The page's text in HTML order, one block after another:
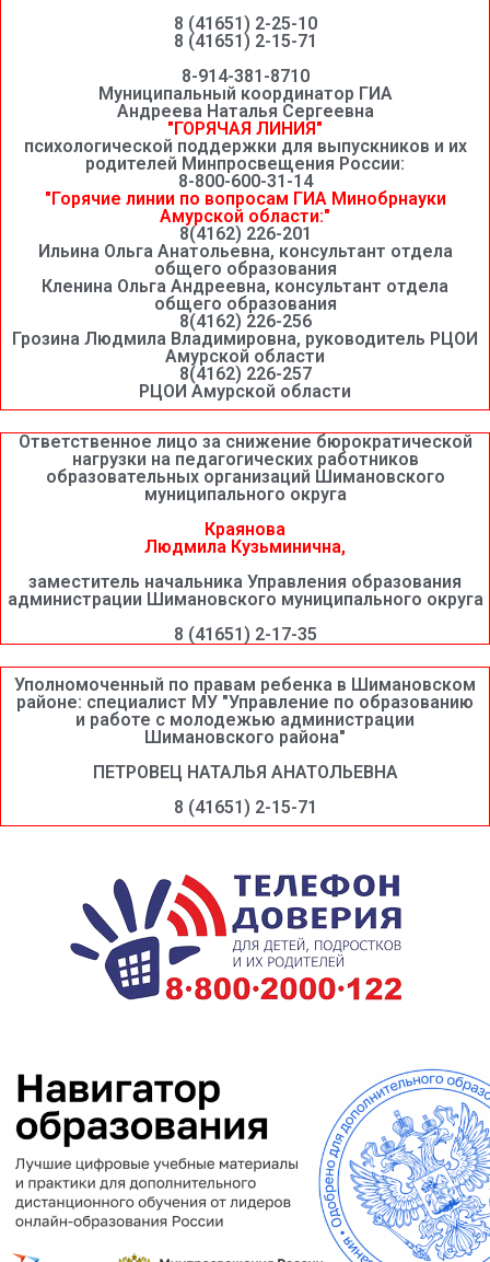
8 (41651) 2-25-10
8 (41651) 2-15-71
8-914-381-8710
Муниципальный координатор ГИА
Андреева Наталья Сергеевна
"ГОРЯЧАЯ ЛИНИЯ"
психологической поддержки для выпускников и их
родителей Минпросвещения России:
8-800-600-31-14
"Горячие линии по вопросам ГИА Минобрнауки
Амурской области:"
8(4162) 226-201
Ильина Ольга Анатольевна, консультант отдела
общего образования
Кленина Ольга Андреевна, консультант отдела
общего образования
8(4162) 226-256
Грозина Людмила Владимировна, руководитель РЦОИ
Амурской области
8(4162) 226-257
РЦОИ Амурской области
Ответственное лицо за снижение бюрократической
нагрузки на педагогических работников
образовательных организаций Шимановского
муниципального округа
Краянова
Людмила Кузьминична,
заместитель начальника Управления образования
администрации Шимановского муниципального округа
8 (41651) 2-17-35
Уполномоченный по правам ребенка в Шимановском
районе: специалист МУ "Управление по образованию
и работе с молодежью администрации
Шимановского района"
ПЕТРОВЕЦ НАТАЛЬЯ АНАТОЛЬЕВНА
8 (41651) 2-15-71